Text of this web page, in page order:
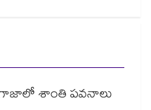
: గాజాలో శాంతి పవనాలు